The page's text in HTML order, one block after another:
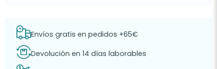
Envíos gratis en pedidos +65€
Devolución en 14 días laborables